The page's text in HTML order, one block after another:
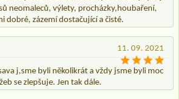
neomaleců, výlety, procházky,houbaření,
dobré, zázemí dostačující a čisté.
11. 09. 2021
j,sme byli několikrát a vždy jsme byli moc
se zlepšuje. Jen tak dále.